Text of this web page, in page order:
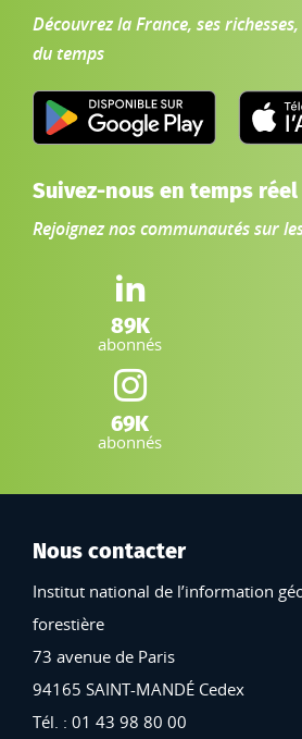
Découvrez la France, ses
du temps
Suivez-nous en temps réel
Rejoignez nos communautés sur
LinkedIn IGN :
89K
abonnés
Instagram IGN :
69K
abonnés
Nous contacter
Institut national de l’information
forestière
73 avenue de Paris
94165 SAINT-MANDÉ Cedex
Tél. : 01 43 98 80 00